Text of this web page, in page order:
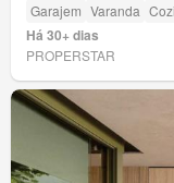
Garajem Varanda
Há 30+ dias
PROPERSTAR